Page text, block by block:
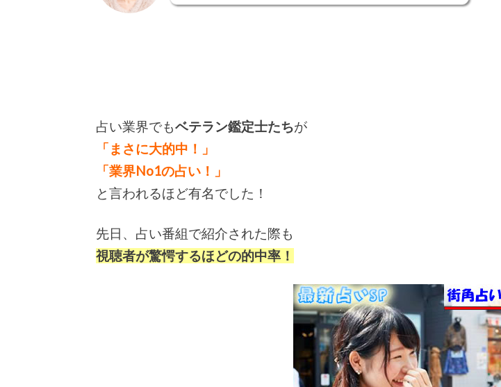
占い業界でもベテラン鑑定士たちが
「まさに大的中！」
「業界No1の占い！」
と言われるほど有名でした！
先日、占い番組で紹介された際も
視聴者が驚愕するほどの的中率！